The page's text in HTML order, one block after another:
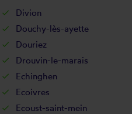
Divion
Douchy-lès-ayette
Douriez
Drouvin-le-marais
Echinghen
Ecoivres
Ecoust-saint-mein